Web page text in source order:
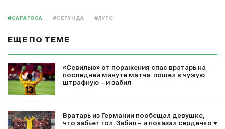
#САРАГОСА #СЕГУНДА #ЛУГО
ЕЩЕ ПО ТЕМЕ
«Севилью» от поражения спас вратарь на
последней минуте матча: пошел в чужую
штрафную – и забил
Вратарь из Германии пообещал девушке,
что забьет гол. Забил – и показал сердечко ♥